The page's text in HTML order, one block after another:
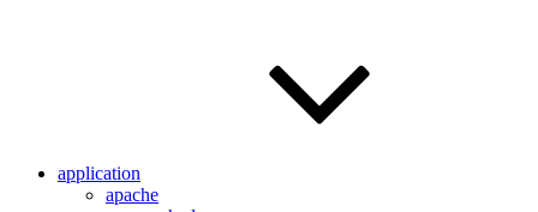
application
apache